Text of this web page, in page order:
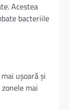
Acestea
bacteriile
ușoară și
mai